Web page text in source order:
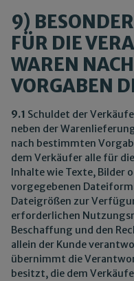
9)
FÜR DIE
WAREN
VORGABEN
9.1 Schuldet der
neben der
nach bestimmten
dem Verkäufer alle für
Inhalte wie Texte, Bilder
vorgegebenen
Dateigrößen zur
erforderlichen
Beschaffung und den
allein der Kunde
übernimmt die
besitzt, die dem